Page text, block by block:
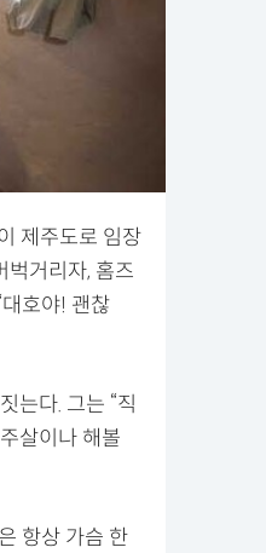
제주도로 임장
벅거리자, 홈즈
호야! 괜찮
는다. 그는 “직
살이나 해볼
항상 가슴 한